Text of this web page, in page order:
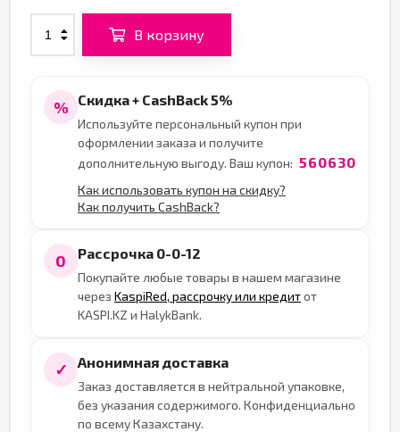
В корзину
% Скидка + CashBack 5%
Используйте персональный купон при
оформлении заказа и получите
дополнительную выгоду. Ваш купон: 560630
Как использовать купон на скидку?
Как получить CashBack?
0 Рассрочка 0-0-12
Покупайте любые товары в нашем магазине
через KaspiRed, рассрочку или кредитот
KASPI.KZ и HalykBank.
✓ Анонимная доставка
Заказ доставляется в нейтральной упаковке,
без указания содержимого. Конфиденциально
по всему Казахстану.